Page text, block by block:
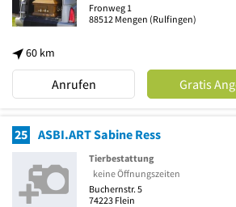
60 km
Fronweg 1
88512 Mengen (Rulfingen)
Anrufen Gratis
25 ASBI.ART Sabine Ress
Tierbestattung
keine Öffnungszeiten
Buchernstr. 5
74223 Flein